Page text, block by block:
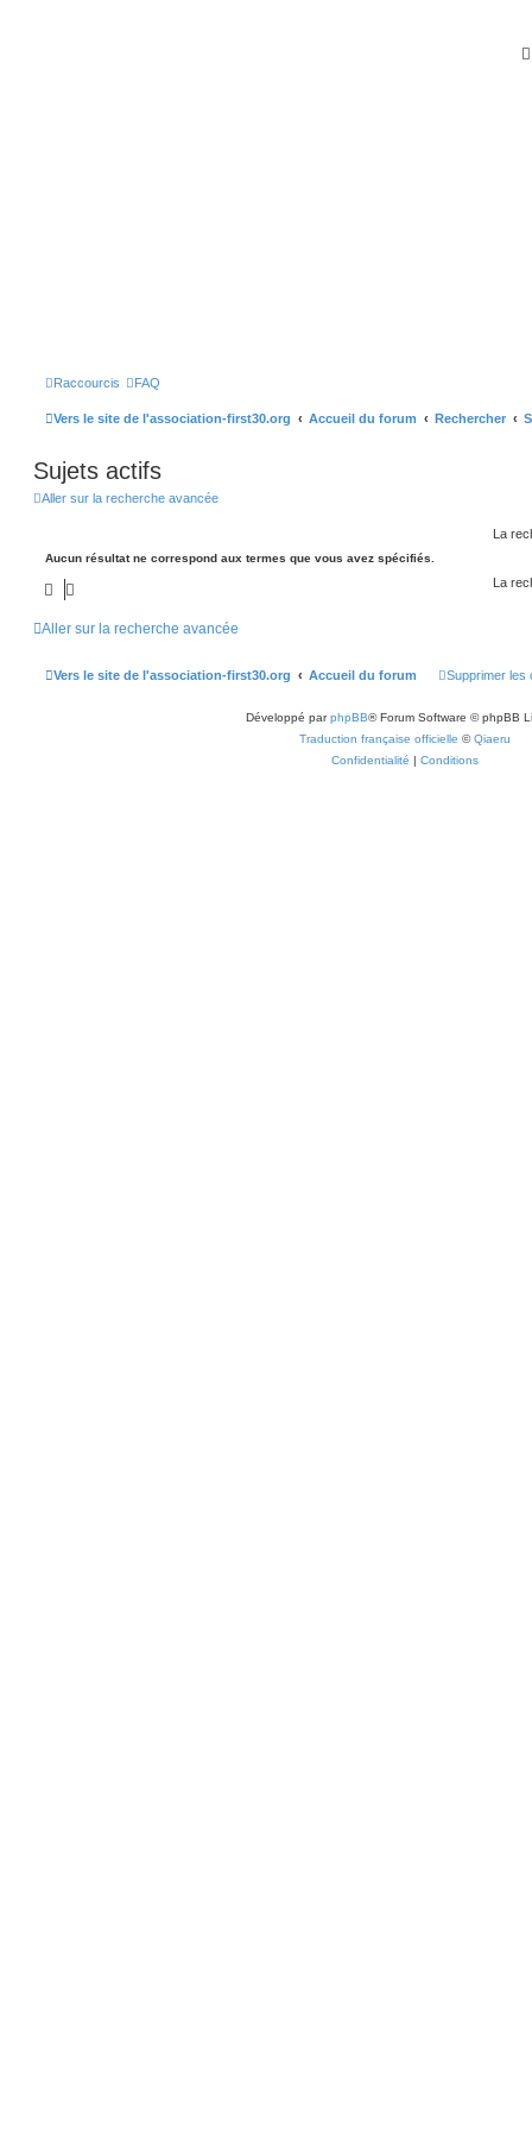
Raccourcis FAQ
Vers le site de l'association-first30.org Accueil du forum Rechercher
Sujets actifs
Aller sur la recherche avancée
La
Aucun résultat ne correspond aux termes que vous avez spécifiés.
La
Aller sur la recherche avancée
Vers le site de l'association-first30.org Accueil du forum Supprimer les
Développé parphpBB® Forum Software © phpBB
Traduction française officielle ©Qiaeru
Confidentialité | Conditions